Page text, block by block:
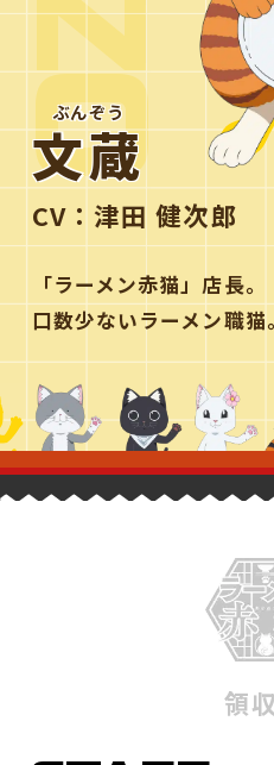
ぶんぞう
文蔵
CV： 津田 健次郎
「ラーメン赤猫」店長。
口数少ないラーメン職猫。
領